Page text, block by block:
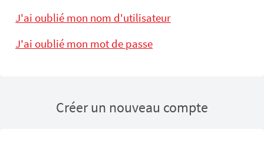
J'ai oublié mon nom d'utilisateur
J'ai oublié mon mot de passe
Créer un nouveau compte